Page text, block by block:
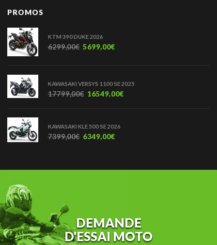
PROMOS
KTM 390 DUKE 2026
6299,00€ 5699,00€
KAWASAKI VERSYS 1100 SE 2025
17799,00€ 16549,00€
KAWASAKI KLE 500 SE 2026
7399,00€ 6349,00€
DEMANDE
D'ESSAI MOTO